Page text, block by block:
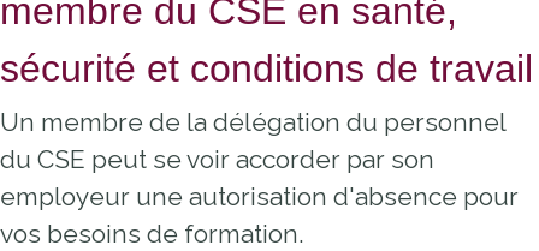
membre du CSE en santé,
sécurité et conditions de travail
Un membre de la délégation du personnel
du CSE peut se voir accorder par son
employeur une autorisation d'absence pour
vos besoins de formation.